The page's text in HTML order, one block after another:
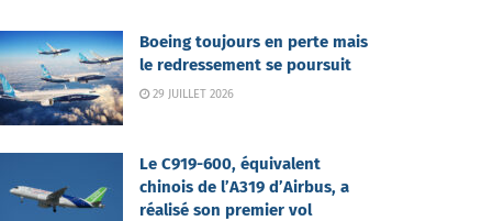
Boeing toujours en perte mais
le redressement se poursuit
29 JUILLET 2026
Le C919-600, équivalent
chinois de l’A319 d’Airbus, a
réalisé son premier vol